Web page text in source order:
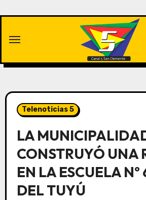
contenido
Telenoticias 5
LA
CONSTRUYÓ UNA
EN LA ESCUELA
DEL TUYÚ